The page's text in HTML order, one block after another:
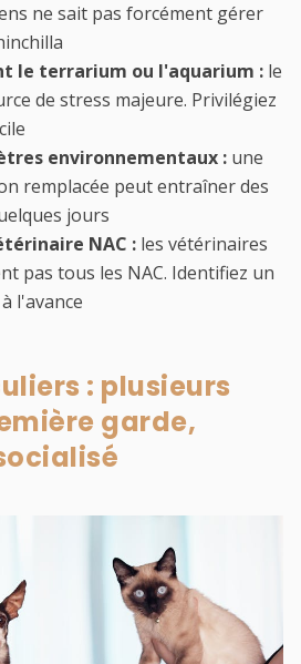
ne sait pas forcément gérer
le terrarium ou l'aquarium : le
de stress majeure. Privilégiez
environnementaux : une
remplacée peut entraîner des
jours
NAC : les vétérinaires
pas tous les NAC. Identifiez un
l'avance
: plusieurs
garde,